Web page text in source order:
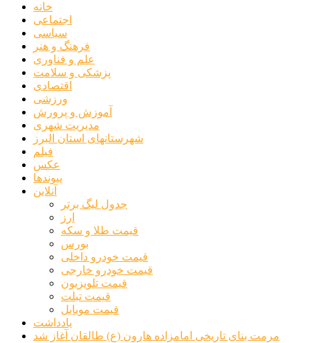
خانه
اجتماعی
سیاسی
فرهنگ و هنر
علم و فناوری
پزشکی و سلامت
اقتصادی
ورزشی
آموزش و پرورش
مدیریت شهری
شهرستانهای استان البرز
فیلم
عکس
پیوندها
آنلاین
جدول لیگ برتر
ارز
قیمت طلا و سکه
بورس
قیمت خودرو داخلی
قیمت خودرو خارجی
قیمت تلویزیون
قیمت تبلت
قیمت موبایل
یادداشت
مرمت بنای تاریخی امامزاده هارون (ع) طالقان آغاز شد